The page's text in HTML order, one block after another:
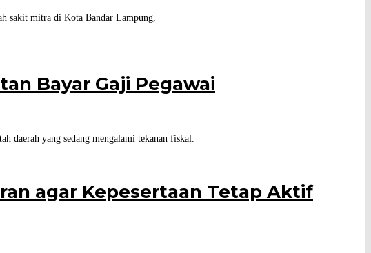
sakit mitra di Kota Bandar Lampung,
Bayar Gaji Pegawai
daerah yang sedang mengalami tekanan fiskal.
agar Kepesertaan Tetap Aktif